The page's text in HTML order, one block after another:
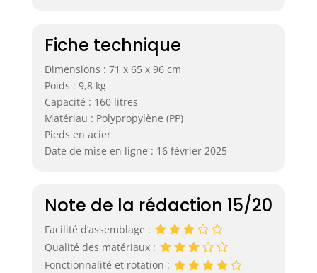
Fiche technique
Dimensions : 71 x 65 x 96 cm
Poids : 9,8 kg
Capacité : 160 litres
Matériau : Polypropylène (PP)
Pieds en acier
Date de mise en ligne : 16 février 2025
Note de la rédaction 15/20
Facilité d’assemblage :
Qualité des matériaux :
Fonctionnalité et rotation :